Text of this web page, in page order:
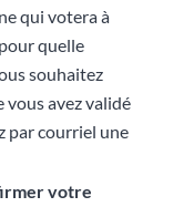
qui votera à
quelle
souhaitez
avez validé
par courriel une
votre